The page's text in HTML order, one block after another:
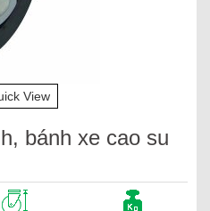
View
bánh xe cao su